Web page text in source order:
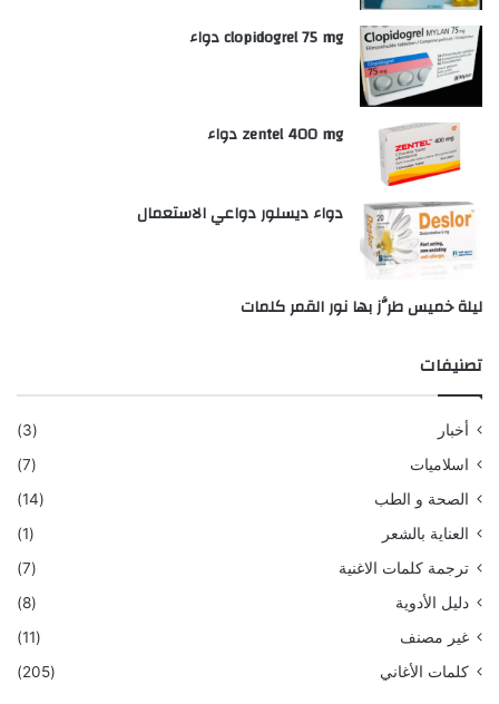
clopidogrel 75 mg دواء
zentel 400 mg دواء
دواء ديسلور دواعي الاستعمال
ليلة خميس طرَّز بها نور القمر كلمات
تصنيفات
أخبار
(3)
اسلاميات
(7)
الصحة و الطب
(14)
العناية بالشعر
(1)
ترجمة كلمات الاغنية
(7)
دليل الأدوية
(8)
غير مصنف
(11)
كلمات الأغاني
(205)